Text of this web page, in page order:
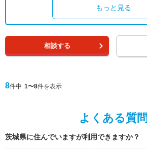
もっと見る
相談する
8件中 1〜8件を表示
よくある質問
茨城県に住んでいますが利用できますか？